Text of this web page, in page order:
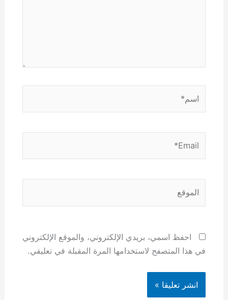
احفظ اسمي، بريدي الإلكتروني، والموقع الإلكتروني
في هذا المتصفح لاستخدامها المرة المقبلة في تعليقي.